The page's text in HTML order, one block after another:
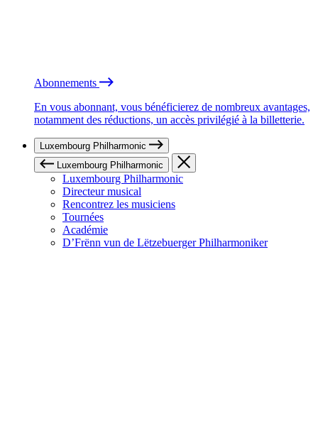
Abonnements
En vous abonnant, vous bénéficierez de nombreux avantages,
notamment des réductions, un accès privilégié à la billetterie.
Luxembourg Philharmonic
Luxembourg Philharmonic
Luxembourg Philharmonic
Directeur musical
Rencontrez les musiciens
Tournées
Académie
D’Frënn vun de Lëtzebuerger Philharmoniker